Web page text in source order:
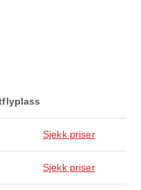
Sjekk priser
Sjekk priser